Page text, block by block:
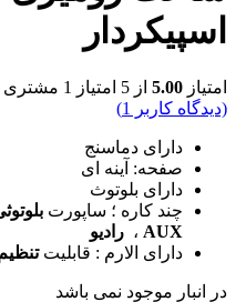
اسپیکردار
امتیاز 5.00 از 5 امتیاز 1 مشتری
(دیدگاه کاربر
1
)
دارای دماسنج
صفحه: آینه ای
دارای بلوتوث
چند کاره ؛ ساپورت
AUX ، رادیو
دارای الارم : قابلیت
در انبار موجود نمی باشد